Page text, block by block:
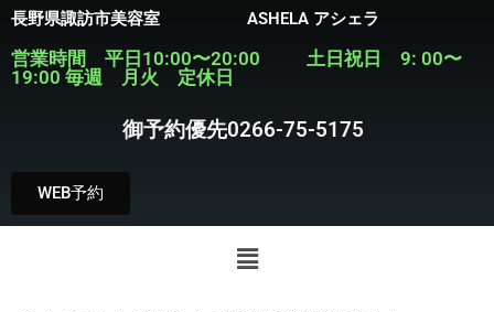
長野県諏訪市美容室 ASHELA アシェラ
営業時間 平日10:00〜20:00 土日祝日 9: 00〜
19:00 毎週 月火 定休日
御予約優先0266-75-5175
WEB予約